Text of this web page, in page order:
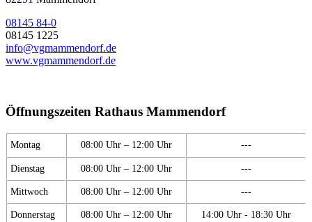
08145 84-0
08145 1225
info@vgmammendorf.de
www.vgmammendorf.de
Öffnungszeiten Rathaus Mammendorf
Montag 08:00 Uhr – 12:00 Uhr ---
Dienstag 08:00 Uhr – 12:00 Uhr ---
Mittwoch 08:00 Uhr – 12:00 Uhr ---
Donnerstag 08:00 Uhr – 12:00 Uhr 14:00 Uhr - 18:30 Uhr